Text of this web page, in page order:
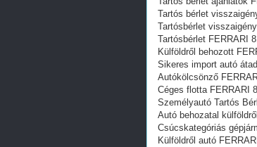
Tartós bérlet
Tartósbérlet
Tartósbérlet FERRARI
Külföldről behozott
Sikeres import autó
Autókölcsönző
Céges flotta FERRARI
Személyautó Tartós
Autó behozatal
Csúcskategóriás
Külföldről autó